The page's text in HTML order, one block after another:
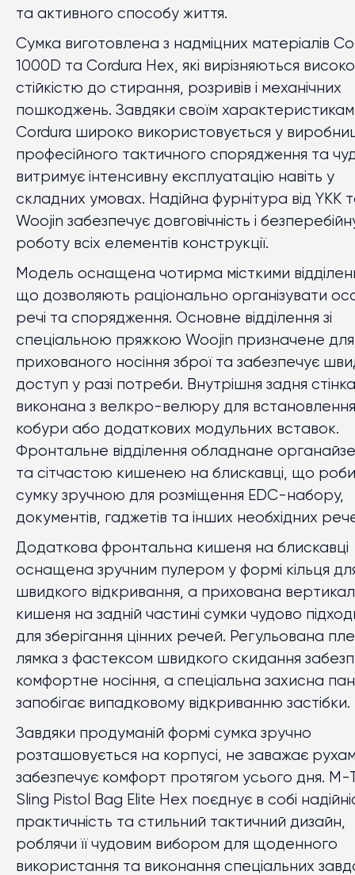
та активного способу життя.
Сумка виготовлена з надміцних матеріалів
1000D та Cordura Hex, які вирізняються
стійкістю до стирання, розривів і механічних
пошкоджень. Завдяки своїм характеристикам
Cordura широко використовується у
професійного тактичного спорядження та
витримує інтенсивну експлуатацію навіть у
складних умовах. Надійна фурнітура від YKK
Woojin забезпечує довговічність і
роботу всіх елементів конструкції.
Модель оснащена чотирма місткими
що дозволяють раціонально організувати
речі та спорядження. Основне відділення зі
спеціальною пряжкою Woojin призначене для
прихованого носіння зброї та забезпечує
доступ у разі потреби. Внутрішня задня стінка
виконана з велкро-велюру для встановлення
кобури або додаткових модульних вставок.
Фронтальне відділення обладнане
та сітчастою кишенею на блискавці, що
сумку зручною для розміщення EDC-набору,
документів, гаджетів та інших необхідних
Додаткова фронтальна кишеня на блискавці
оснащена зручним пулером у формі кільця
швидкого відкривання, а прихована
кишеня на задній частині сумки чудово
для зберігання цінних речей. Регульована
лямка з фастексом швидкого скидання
комфортне носіння, а спеціальна захисна
запобігає випадковому відкриванню застібки.
Завдяки продуманій формі сумка зручно
розташовується на корпусі, не заважає рухам
забезпечує комфорт протягом усього дня. M-
Sling Pistol Bag Elite Hex поєднує в собі
практичність та стильний тактичний дизайн,
роблячи її чудовим вибором для щоденного
використання та виконання спеціальних